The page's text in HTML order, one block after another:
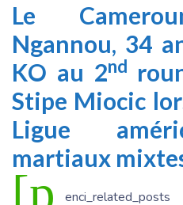
Le
Ngannou, 34
KO au 2nd
Stipe Miocic
Ligue
martiaux
[p